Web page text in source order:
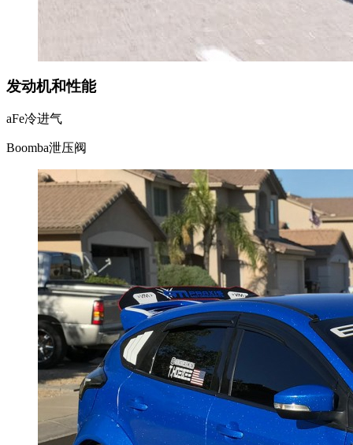
发动机和性能
aFe冷进气
Boomba泄压阀